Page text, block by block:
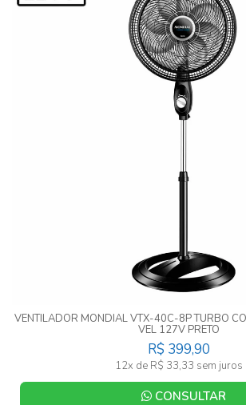
VENTILADOR MONDIAL VTX-40C-8P TURBO
VEL 127V PRETO
R$ 399,90
12x de R$ 33,33 sem juros
CONSULTAR